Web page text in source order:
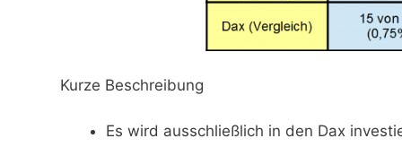
Kurze Beschreibung
Es wird ausschließlich in den Dax